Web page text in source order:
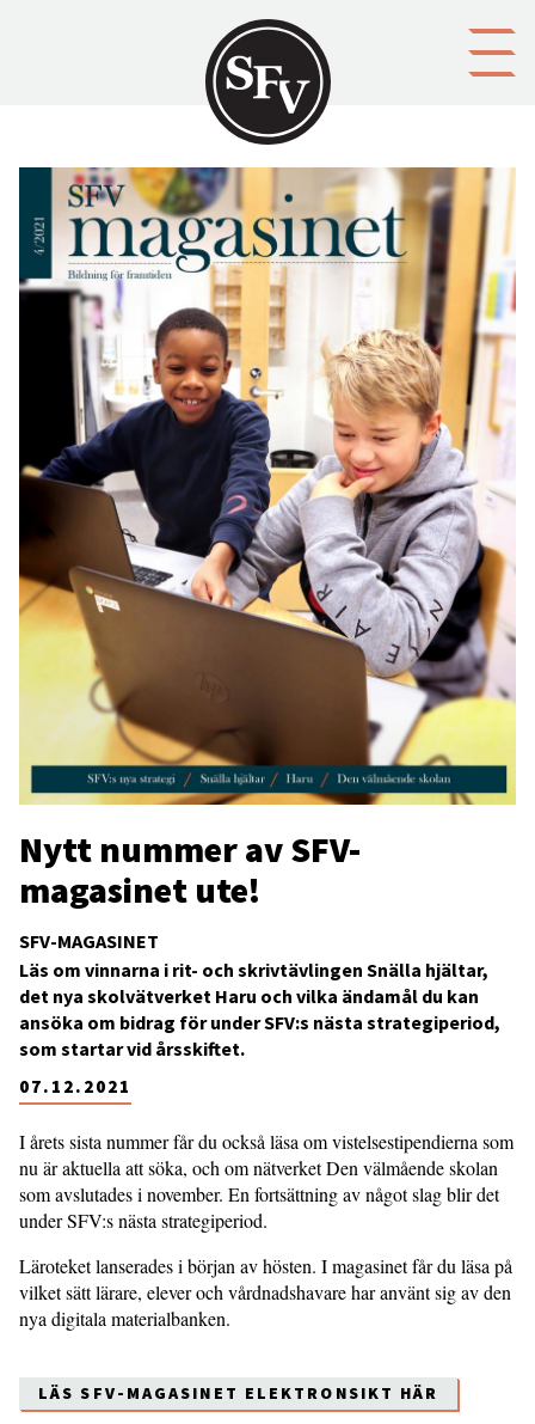
SFV-MAGASINET
Nytt nummer av SFV-
magasinet ute!
07.12.2021
Läs om vinnarna i rit- och skrivtävlingen Snälla hjältar,
det nya skolvätverket Haru och vilka ändamål du kan
ansöka om bidrag för under SFV:s nästa strategiperiod,
som startar vid årsskiftet.
I årets sista nummer får du också läsa om vistelsestipendierna som
nu är aktuella att söka, och om nätverket Den välmående skolan
som avslutades i november. En fortsättning av något slag blir det
under SFV:s nästa strategiperiod.
Läroteket lanserades i början av hösten. I magasinet får du läsa på
vilket sätt lärare, elever och vårdnadshavare har använt sig av den
nya digitala materialbanken.
LÄS SFV-MAGASINET ELEKTRONSIKT HÄR